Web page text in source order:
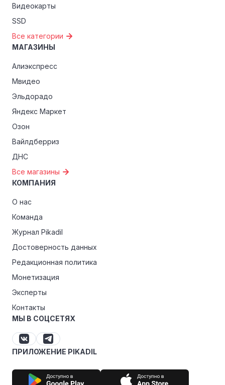
Видеокарты
SSD
Все категории
МАГАЗИНЫ
Алиэкспресс
Мвидео
Эльдорадо
Яндекс Маркет
Озон
Вайлдберриз
ДНС
Все магазины
КОМПАНИЯ
О нас
Команда
Журнал Pikadil
Достоверность данных
Редакционная политика
Монетизация
Эксперты
Контакты
МЫ В СОЦСЕТЯХ
ПРИЛОЖЕНИЕ PIKADIL